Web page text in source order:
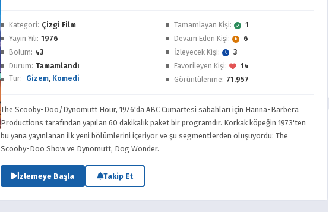
Kategori: Çizgi Film
Yayın Yılı: 1976
Bölüm: 43
Durum: Tamamlandı
Tür: Gizem, Komedi
Tamamlayan Kişi:
1
Devam Eden Kişi:
6
İzleyecek Kişi:
3
Favorileyen Kişi:
14
Görüntülenme: 71.957
The Scooby-Doo/Dynomutt Hour, 1976'da ABC Cumartesi sabahları için Hanna-Barbera
Productions tarafından yapılan 60 dakikalık paket bir programdır. Korkak köpeğin 1973'ten
bu yana yayınlanan ilk yeni bölümlerini içeriyor ve şu segmentlerden oluşuyordu: The
Scooby-Doo Show ve Dynomutt, Dog Wonder.
İzlemeye Başla Takip Et